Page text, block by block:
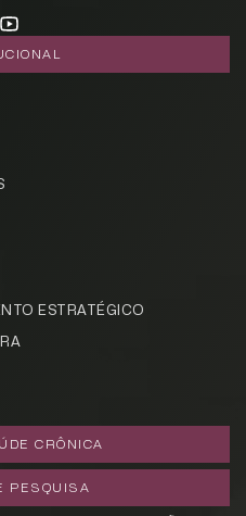
ESTRATÉGICO
CRÔNICA
PESQUISA